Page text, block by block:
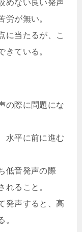
めない良い発声
労が無い。
に当たるが、こ
きている。
の際に問題にな
水平に前に進む
低音発声の際
れること。
発声すると、高
。